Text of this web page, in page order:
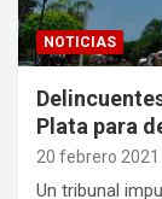
NOTICIAS
Plata para
20 febrero 2021
Un tribunal